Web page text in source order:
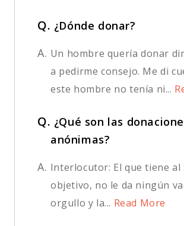
Q. ¿Dónde donar?
A. Un hombre quería donar
a pedirme consejo. Me di
este hombre no tenía ni...
Q. ¿Qué son las
anónimas?
A. Interlocutor: El que tiene al
objetivo, no le da ningún
orgullo y la... Read More